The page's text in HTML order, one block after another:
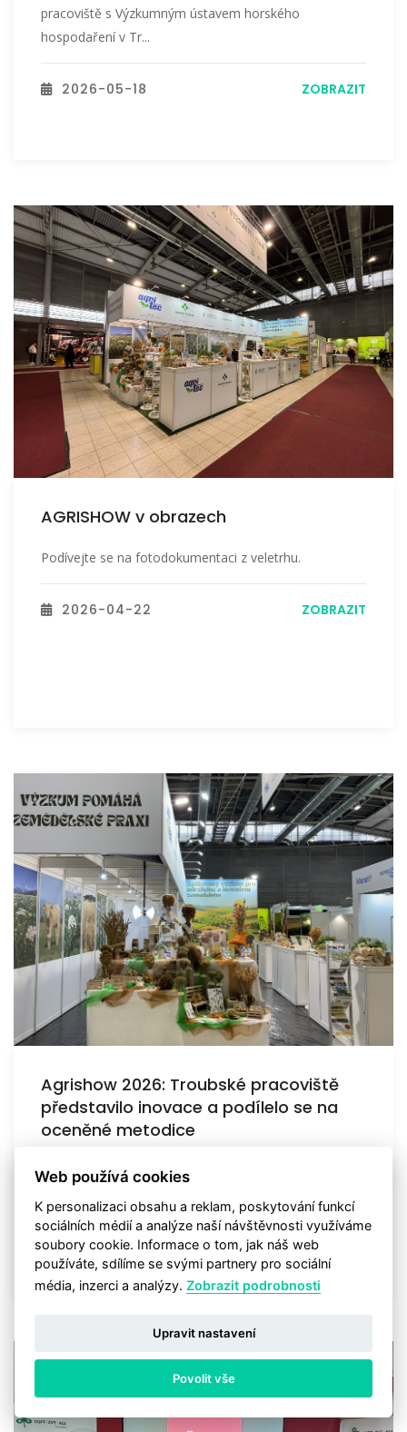
pracoviště s Výzkumným ústavem horského
hospodaření v Tr...
2026-05-18 ZOBRAZIT
AGRISHOW v obrazech
Podívejte se na fotodokumentaci z veletrhu.
2026-04-22 ZOBRAZIT
Agrishow 2026: Troubské pracoviště
představilo inovace a podílelo se na
oceněné metodice
Na brněnském výstavišti se uskutečnil veletrh Agrishow
2026-04-16 ZOBRAZIT
Web používá cookies
K personalizaci obsahu a reklam, poskytování funkcí
sociálních médií a analýze naší návštěvnosti využíváme
soubory cookie. Informace o tom, jak náš web
používáte, sdílíme se svými partnery pro sociální
média, inzerci a analýzy.Zobrazit podrobnosti
Upravit nastavení
Povolit vše